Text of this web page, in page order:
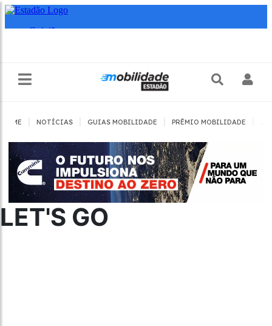
HOME NOTÍCIAS GUIAS MOBILIDADE PRÊMIO MOBILIDADE
LET'S GO